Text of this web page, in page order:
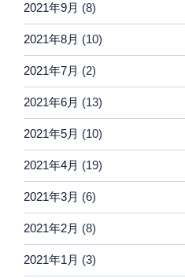
2021年9月 (8)
2021年8月 (10)
2021年7月 (2)
2021年6月 (13)
2021年5月 (10)
2021年4月 (19)
2021年3月 (6)
2021年2月 (8)
2021年1月 (3)